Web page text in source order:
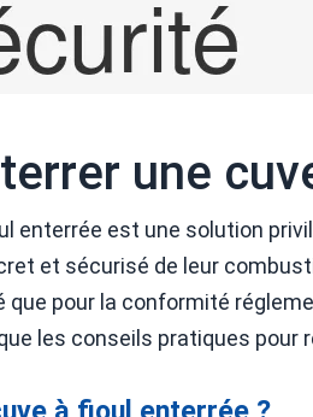
une
enterrée est une solution
et sécurisé de leur
pour la conformité
les conseils pratiques